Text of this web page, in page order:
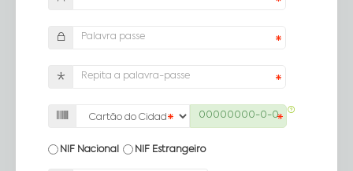
NIF Nacional NIF Estrangeiro